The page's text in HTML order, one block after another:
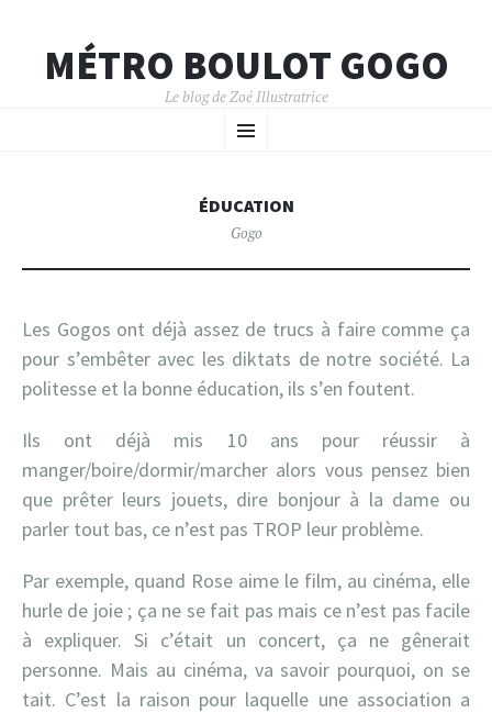
MÉTRO BOULOT GOGO
Le blog de Zoé Illustratrice
MENU
AU
ÉDUCATION
Gogo
Les Gogos ont déjà assez de trucs à faire comme ça
pour s’embêter avec les diktats de notre société. La
politesse et la bonne éducation, ils s’en foutent.
Ils ont déjà mis 10 ans pour réussir à
manger/boire/dormir/marcher alors vous pensez bien
que prêter leurs jouets, dire bonjour à la dame ou
parler tout bas, ce n’est pas TROP leur problème.
Par exemple, quand Rose aime le film, au cinéma, elle
hurle de joie ; ça ne se fait pas mais ce n’est pas facile
à expliquer. Si c’était un concert, ça ne gênerait
personne. Mais au cinéma, va savoir pourquoi, on se
tait. C’est la raison pour laquelle une association a